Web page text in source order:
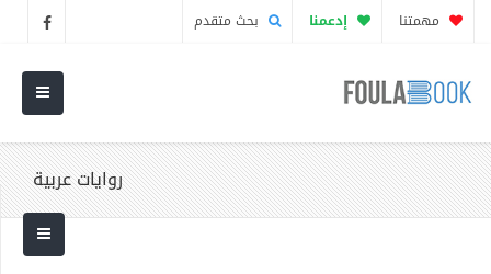
مهمتنا إدعمنا بحث متقدم
روايات عربية